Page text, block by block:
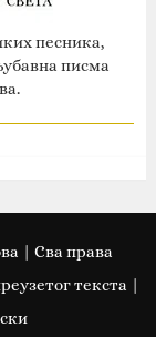
песника,
писма
| Сва права
текста |